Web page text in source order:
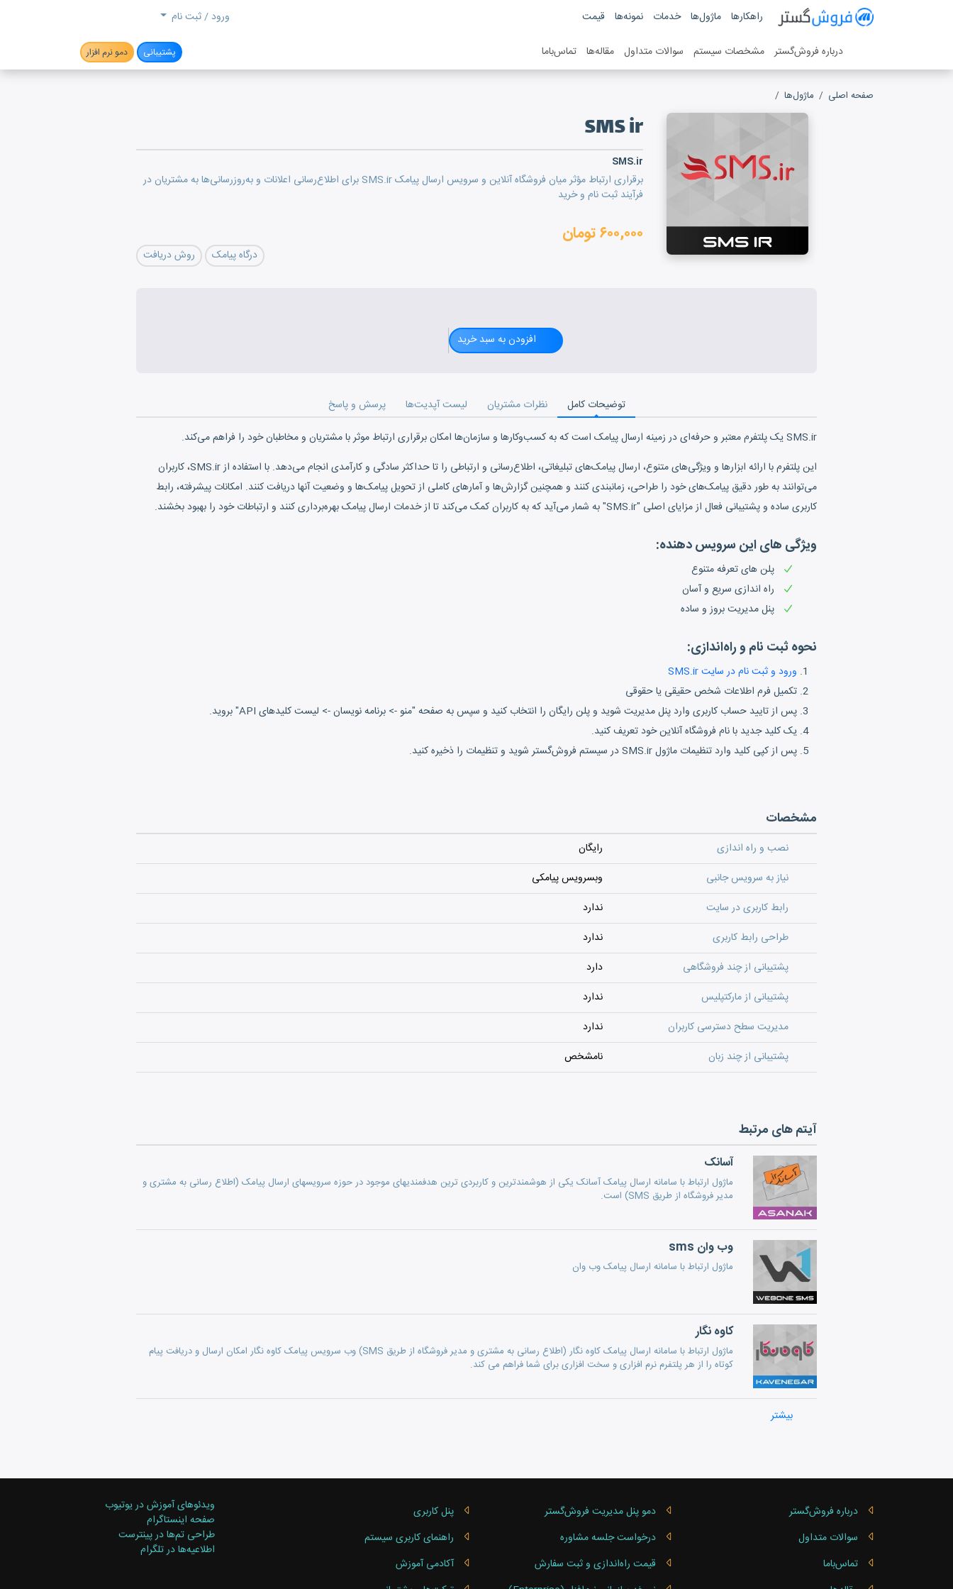
فروش گستر
راهکارها ماژول‌ها خدمات نمونه‌ها قیمت ورود / ثبت نام
درباره فروش‌گستر مشخصات سیستم سوالات متداول مقاله‌ها تماس‌باما پشتیبانی دمو نرم افزار
صفحه اصلی ماژول‌ها
SMS ir
SMS.ir
برقراری ارتباط مؤثر میان فروشگاه آنلاین و سرویس ارسال پیامک SMS.ir برای اطلاع‌رسانی اعلانات و به‌روزرسانی‌ها به مشتریان در
فرآیند ثبت نام و خرید
۶۰۰,۰۰۰ تومان
درگاه پیامک روش دریافت
افزودن به سبد خرید
توضیحات کامل نظرات مشتریان لیست آپدیت‌ها
پرسش و پاسخ
SMS.ir یک پلتفرم معتبر و حرفه‌ای در زمینه ارسال پیامک است که به کسب‌وکارها و سازمان‌ها امکان برقراری ارتباط موثر با مشتریان و مخاطبان خود را فراهم می‌کند.
این پلتفرم با ارائه ابزارها و ویژگی‌های متنوع، ارسال پیامک‌های تبلیغاتی، اطلاع‌رسانی و ارتباطی را تا حداکثر سادگی و کارآمدی انجام می‌دهد. با استفاده از SMS.ir، کاربران
می‌توانند به طور دقیق پیامک‌های خود را طراحی، زمانبندی کنند و همچنین گزارش‌ها و آمارهای کاملی از تحویل پیامک‌ها و وضعیت آنها دریافت کنند. امکانات پیشرفته، رابط
کاربری ساده و پشتیبانی فعال از مزایای اصلی "SMS.ir" به شمار می‌آید که به کاربران کمک می‌کند تا از خدمات ارسال پیامک بهره‌برداری کنند و ارتباطات خود را بهبود بخشند.
ویژگی های این سرویس دهنده:
پلن های تعرفه متنوع
راه اندازی سریع و آسان
پنل مدیریت بروز و ساده
نحوه ثبت نام و راه‌اندازی:
ورود و ثبت نام در سایت SMS.ir
تکمیل فرم اطلاعات شخص حقیقی یا حقوقی
پس از تایید حساب کاربری وارد پنل مدیریت شوید و پلن رایگان را انتخاب کنید و سپس به صفحه "منو -> برنامه نویسان -> لیست کلیدهای API" بروید.
یک کلید جدید با نام فروشگاه آنلاین خود تعریف کنید.
پس از کپی کلید وارد تنظیمات ماژول SMS.ir در سیستم فروش‌گستر شوید و تنظیمات را ذخیره کنید.
مشخصات
نصب و راه اندازی
رایگان
نیاز به سرویس جانبی
وبسرویس پیامکی
رابط کاربری در سایت
ندارد
طراحی رابط کاربری
ندارد
پشتیبانی از چند فروشگاهی
دارد
پشتیبانی از مارکتپلیس
ندارد
مدیریت سطح دسترسی کاربران
ندارد
پشتیبانی از چند زبان
نامشخص
آیتم های مرتبط
آسانک
ماژول ارتباط با سامانه ارسال پیامک آسانک یکی از هوشمندترین و کاربردی ترین هدفمندیهای موجود در حوزه سرویسهای ارسال پیامک (اطلاع رسانی به مشتری و
مدیر فروشگاه از طریق SMS) است.
وب وان sms
ماژول ارتباط با سامانه ارسال پیامک وب وان
کاوه نگار
ماژول ارتباط با سامانه ارسال پیامک کاوه نگار (اطلاع رسانی به مشتری و مدیر فروشگاه از طریق SMS) وب سرویس پیامک کاوه نگار امکان ارسال و دریافت پیام
کوتاه را از هر پلتفرم نرم افزاری و سخت افزاری برای شما فراهم می کند.
بیشتر
درباره فروش‌گستر
سوالات متداول
تماس‌باما
دمو پنل مدیریت فروش‌گستر
درخواست جلسه مشاوره
قیمت راه‌اندازی و ثبت سفارش
پنل کاربری
راهنمای کاربری سیستم
آکادمی آموزش
ویدئوهای آموزش در یوتیوب
صفحه اینستاگرام
طراحی تم‌ها در پینترست
اطلاعیه‌ها در تلگرام